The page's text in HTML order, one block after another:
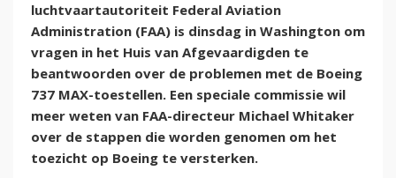
luchtvaartautoriteit Federal Aviation
Administration (FAA) is dinsdag in Washington om
vragen in het Huis van Afgevaardigden te
beantwoorden over de problemen met de Boeing
737 MAX-toestellen. Een speciale commissie wil
meer weten van FAA-directeur Michael Whitaker
over de stappen die worden genomen om het
toezicht op Boeing te versterken.